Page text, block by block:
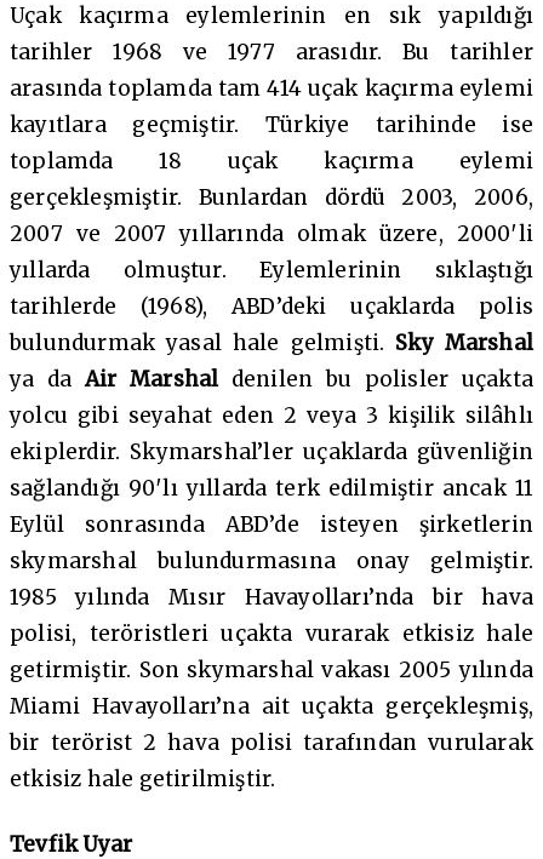
Uçak kaçırma eylemlerinin en sık yapıldığı
tarihler 1968 ve 1977 arasıdır. Bu tarihler
arasında toplamda tam 414 uçak kaçırma eylemi
kayıtlara geçmiştir. Türkiye tarihinde ise
toplamda 18 uçak kaçırma eylemi
gerçekleşmiştir. Bunlardan dördü 2003, 2006,
2007 ve 2007 yıllarında olmak üzere, 2000′li
yıllarda olmuştur. Eylemlerinin sıklaştığı
tarihlerde (1968), ABD’deki uçaklarda polis
bulundurmak yasal hale gelmişti. Sky Marshal
ya daAir Marshaldenilen bu polisler uçakta
yolcu gibi seyahat eden 2 veya 3 kişilik silâhlı
ekiplerdir. Skymarshal’ler uçaklarda güvenliğin
sağlandığı 90′lı yıllarda terk edilmiştir ancak 11
Eylül sonrasında ABD’de isteyen şirketlerin
skymarshal bulundurmasına onay gelmiştir.
1985 yılında Mısır Havayolları’nda bir hava
polisi, teröristleri uçakta vurarak etkisiz hale
getirmiştir. Son skymarshal vakası 2005 yılında
Miami Havayolları’na ait uçakta gerçekleşmiş,
bir terörist 2 hava polisi tarafından vurularak
etkisiz hale getirilmiştir.
Tevfik Uyar